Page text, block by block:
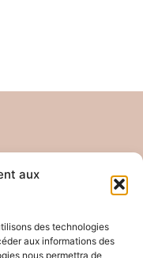
aux
des technologies
aux informations des
nous permettra de
19